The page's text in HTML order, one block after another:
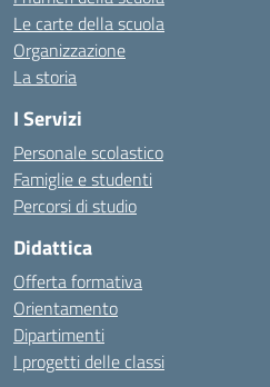
Le carte della scuola
Organizzazione
La storia
I Servizi
Personale scolastico
Famiglie e studenti
Percorsi di studio
Didattica
Offerta formativa
Orientamento
Dipartimenti
I progetti delle classi